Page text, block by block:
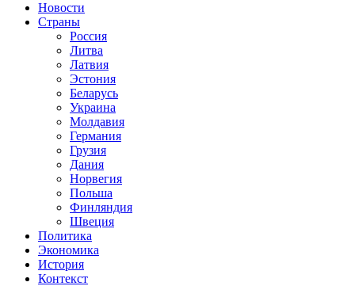
Новости
Страны
Россия
Литва
Латвия
Эстония
Беларусь
Украина
Молдавия
Германия
Грузия
Дания
Норвегия
Польша
Финляндия
Швеция
Политика
Экономика
История
Контекст